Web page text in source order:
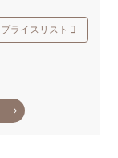
プライスリスト